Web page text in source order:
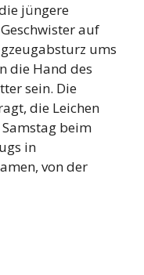
jüngere
auf
ums
die Hand des
sein. Die
die Leichen
beim
in
von der